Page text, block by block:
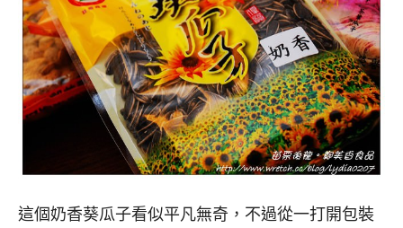
這個奶香葵瓜子看似平凡無奇，不過從一打開包裝